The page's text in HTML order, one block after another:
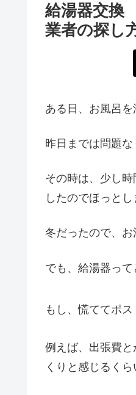
給湯器交換
業者の探し
ある日、お風呂
昨日までは問題な
その時は、少し
したのでほっとし
冬だったので、お
でも、給湯器っ
もし、慌ててポ
例えば、出張費
くりと感じるく